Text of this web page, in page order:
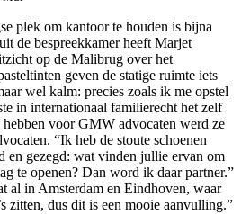
plek om kantoor te houden is bijna
de bespreekkamer heeft Marjet
op de Malibrug over het
geven de statige ruimte iets
wel kalm: precies zoals ik me opstel
in internationaal familierecht het zelf
voor GMW advocaten werd ze
“Ik heb de stoute schoenen
en gezegd: wat vinden jullie ervan om
te openen? Dan word ik daar partner.”
al in Amsterdam en Eindhoven, waar
zitten, dus dit is een mooie aanvulling.”